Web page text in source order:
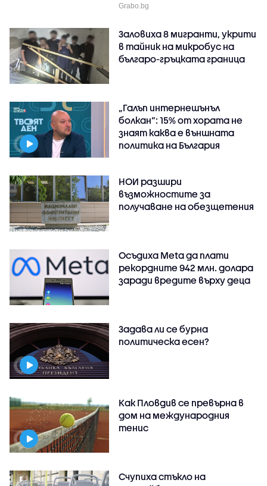
Grabo.bg
Заловиха 8 мигранти, укрити
в тайник на микробус на
българо-гръцката граница
„Галъп интернешънъл
болкан“: 15% от хората не
знаят каква е външната
политика на България
НОИ разшири
възможностите за
получаване на обезщетения
Осъдиха Meta да плати
рекордните 942 млн. долара
заради вредите върху деца
Задава ли се бурна
политическа есен?
Как Пловдив се превърна в
дом на международния
тенис
Счупиха стъкло на